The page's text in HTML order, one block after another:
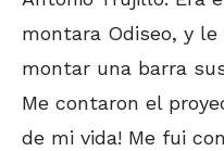
montara Odiseo, y
montar una barra
Me contaron el
de mi vida! Me fui